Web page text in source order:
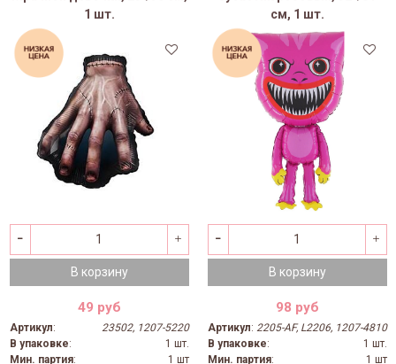
1 шт.
В корзину
49 руб
Артикул:
23502, 1207-5220
В упаковке:
1 шт.
Мин. партия:
1 шт
см, 1 шт.
В корзину
98 руб
Артикул: 2205-AF, L2206, 1207-4810
В упаковке:
1 шт.
Мин. партия:
1 шт